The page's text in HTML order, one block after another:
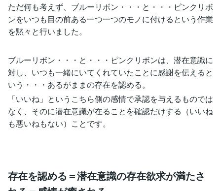
ただ何も考えず、ブルーリボン・・・と・・・ピンクリボ
ンをいつも目の前ある一つ一つのモノに付けるという作業
を黙々と行いました。
ブルーリボン・・・と・・・ピンクリボンは、潜在意識に
対し、いつも一緒にいてくれていたことに感謝を伝えると
いう・・・あるがままの存在を認める。
「いいね」というこちら側の感情で承認を与えるものでは
なく、そのに潜在意識が在ることを確認だけする（いいね
も悪いねもない）ことです。
存在を認める＝潜在意識の存在欲求が満たさ